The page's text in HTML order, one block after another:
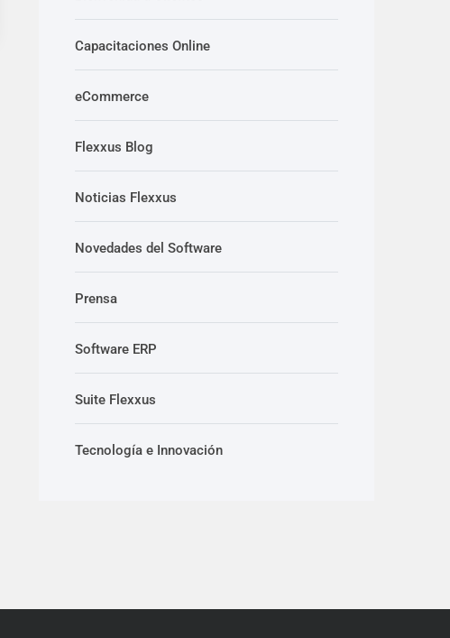
Capacitaciones Online
eCommerce
Flexxus Blog
Noticias Flexxus
Novedades del Software
Prensa
Software ERP
Suite Flexxus
Tecnología e Innovación